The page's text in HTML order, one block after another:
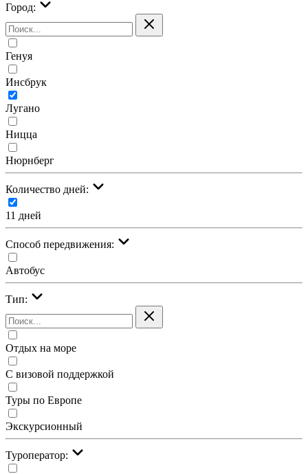
Город:
Генуя
Инсбрук
Лугано
Ницца
Нюрнберг
Количество дней:
11 дней
Cпособ передвижения:
Автобус
Тип:
Отдых на море
С визовой поддержкой
Туры по Европе
Экскурсионный
Туроператор: